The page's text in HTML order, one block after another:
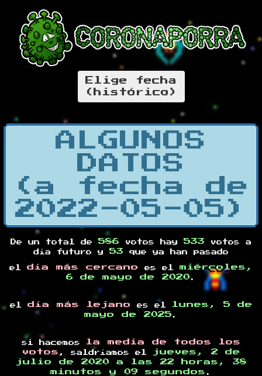
Elige fecha
(histórico)
ALGUNOS
DATOS
(a fecha de
2022-05-05)
De un total de 586 votos hay 533 votos a
día futuro y 53 que ya han pasado
el día más cercano es el miércoles,
6 de mayo de 2020 .
el día más lejano es el
lunes, 5 de
mayo de 2025 .
si hacemos
la media de todos los
votos , saldríamos el
jueves, 2 de
julio de 2020 a las 22 horas, 38
minutos y 09 segundos .